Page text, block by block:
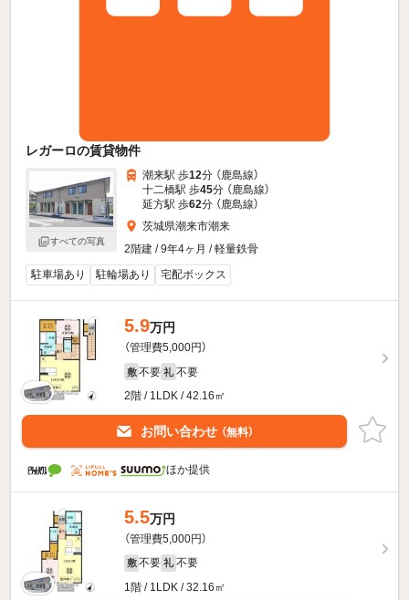
レガーロの賃貸物件
すべての写真
潮来駅 歩12分 （鹿島線）
十二橋駅 歩45分 （鹿島線）
延方駅 歩62分 （鹿島線）
茨城県潮来市潮来
2階建 / 9年4ヶ月 / 軽量鉄骨
駐車場あり
駐輪場あり 宅配ボックス
5.9万円
（管理費5,000円）
敷 不要 礼 不要
2階 / 1LDK / 42.16㎡
お問い合わせ （無料）
ほか提供
5.5万円
（管理費5,000円）
敷 不要 礼 不要
1階 / 1LDK / 32.16㎡